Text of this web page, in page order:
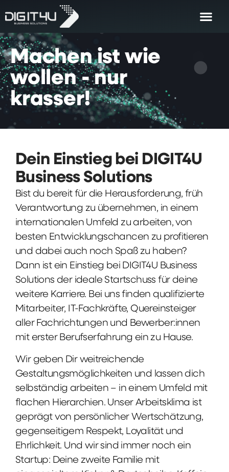
Machen ist wie
wollen - nur
krasser!
Dein Einstieg bei DIGIT4U
Business Solutions
Bist du bereit für die Herausforderung, früh
Verantwortung zu übernehmen, in einem
internationalen Umfeld zu arbeiten, von
besten Entwicklungschancen zu profitieren
und dabei auch noch Spaß zu haben?
Dann ist ein Einstieg bei DIGIT4U Business
Solutions der ideale Startschuss für deine
weitere Karriere. Bei uns finden qualifizierte
Mitarbeiter, IT-Fachkräfte, Quereinsteiger
aller Fachrichtungen und Bewerber:innen
mit erster Berufserfahrung ein zu Hause.
Wir geben Dir weitreichende
Gestaltungsmöglichkeiten und lassen dich
selbständig arbeiten – in einem Umfeld mit
flachen Hierarchien. Unser Arbeitsklima ist
geprägt von persönlicher Wertschätzung,
gegenseitigem Respekt, Loyalität und
Ehrlichkeit. Und wir sind immer noch ein
Startup: Deine zweite Familie mit